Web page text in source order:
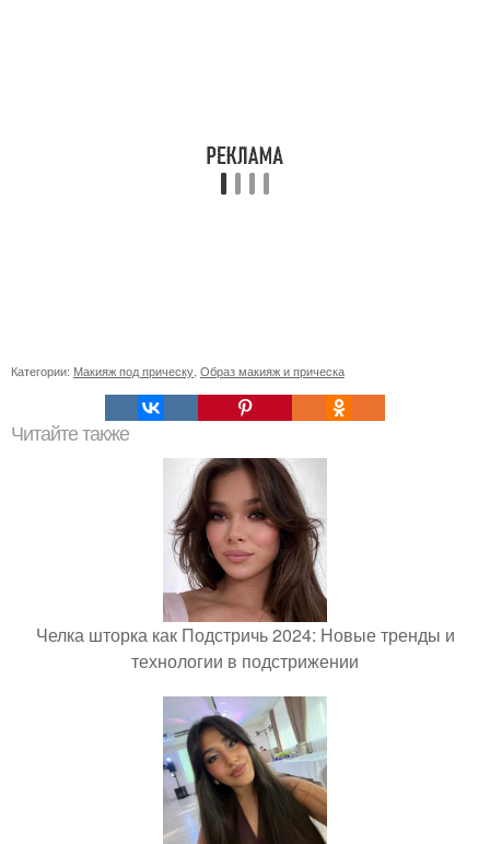
Категории: Макияж под прическу Образ макияж и прическа
Читайте также
Челка шторка как Подстричь 2024: Новые тренды и
технологии в подстрижении